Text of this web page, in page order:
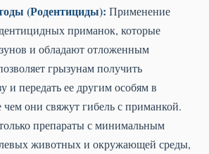
(Родентициды): Применение
приманок, которые
и обладают отложенным
грызунам получить
и передать ее другим особям в
они свяжут гибель с приманкой.
препараты с минимальным
животных и окружающей среды,